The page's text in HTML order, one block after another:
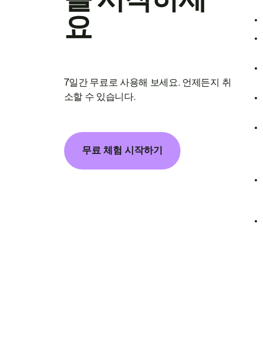
요
7일간 무료로 사용해 보세요. 언제든지 취
소할 수 있습니다.
무료 체험 시작하기